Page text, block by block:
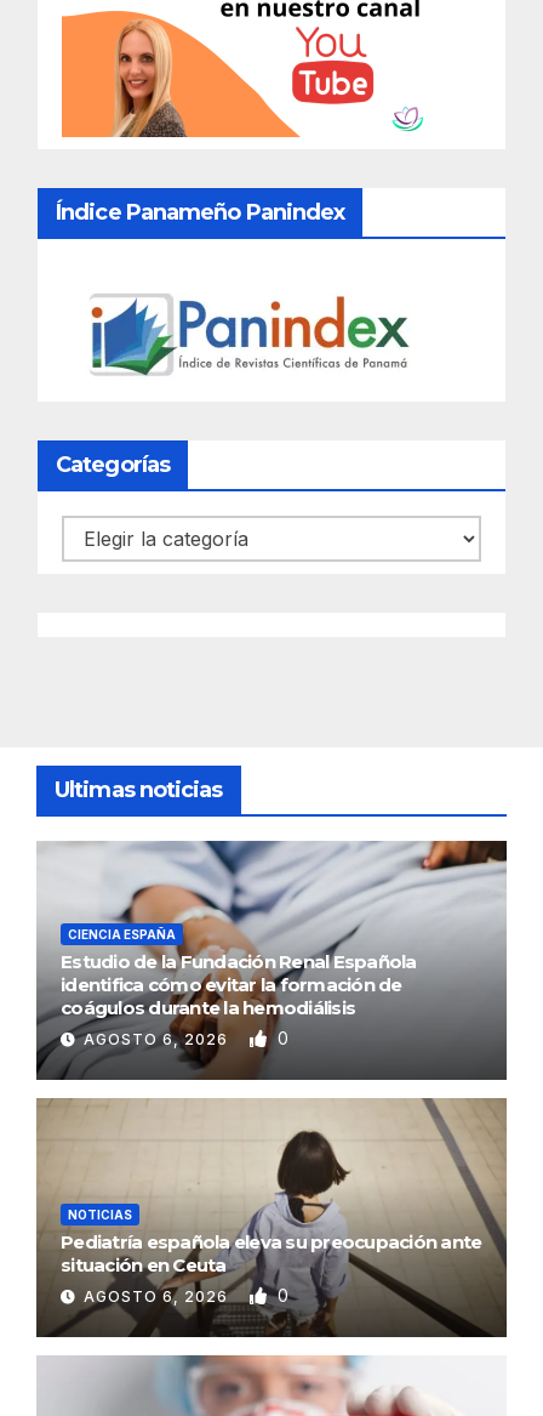
Índice Panameño Panindex
Categorías
Categorías
Ultimas noticias
CIENCIA ESPAÑA
Estudio de la Fundación Renal Española
identifica cómo evitar la formación de
coágulos durante la hemodiálisis
AGOSTO 6, 2026 0
NOTICIAS
Pediatría española eleva su preocupación ante
situación en Ceuta
AGOSTO 6, 2026 0